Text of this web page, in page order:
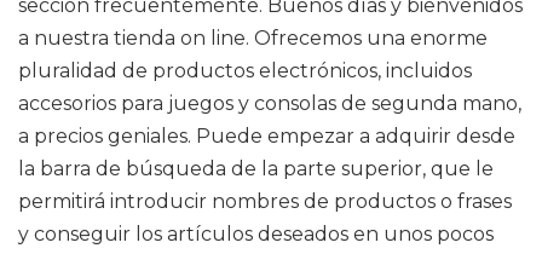
sección frecuentemente. Buenos días y bienvenidos
a nuestra tienda on line. Ofrecemos una enorme
pluralidad de productos electrónicos, incluidos
accesorios para juegos y consolas de segunda mano,
a precios geniales. Puede empezar a adquirir desde
la barra de búsqueda de la parte superior, que le
permitirá introducir nombres de productos o frases
y conseguir los artículos deseados en unos pocos